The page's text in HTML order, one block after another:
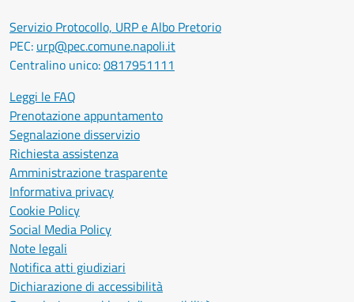
Servizio Protocollo, URP e Albo Pretorio
PEC: urp@pec.comune.napoli.it
Centralino unico:0817951111
Leggi le FAQ
Prenotazione appuntamento
Segnalazione disservizio
Richiesta assistenza
Amministrazione trasparente
Informativa privacy
Cookie Policy
Social Media Policy
Note legali
Notifica atti giudiziari
Dichiarazione di accessibilità